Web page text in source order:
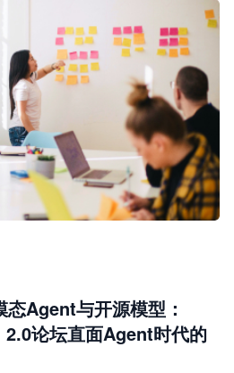
Agent与开源模型：
论坛直面Agent时代的